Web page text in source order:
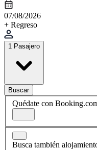
07/08/2026
+ Regreso
1 Pasajero
Buscar
Quédate con
Busca también